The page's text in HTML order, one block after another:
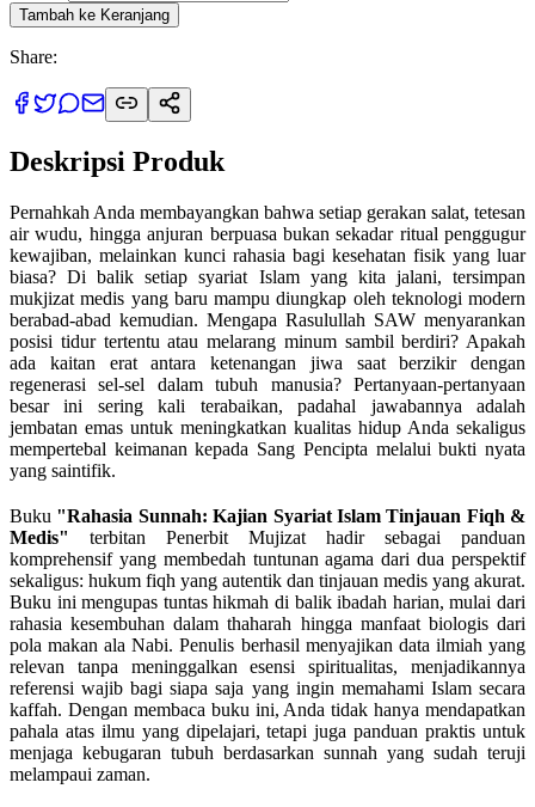
Tambah ke Keranjang
Share:
Deskripsi Produk
Pernahkah Anda membayangkan bahwa setiap gerakan salat, tetesan
air wudu, hingga anjuran berpuasa bukan sekadar ritual penggugur
kewajiban, melainkan kunci rahasia bagi kesehatan fisik yang luar
biasa? Di balik setiap syariat Islam yang kita jalani, tersimpan
mukjizat medis yang baru mampu diungkap oleh teknologi modern
berabad-abad kemudian. Mengapa Rasulullah SAW menyarankan
posisi tidur tertentu atau melarang minum sambil berdiri? Apakah
ada kaitan erat antara ketenangan jiwa saat berzikir dengan
regenerasi sel-sel dalam tubuh manusia? Pertanyaan-pertanyaan
besar ini sering kali terabaikan, padahal jawabannya adalah
jembatan emas untuk meningkatkan kualitas hidup Anda sekaligus
mempertebal keimanan kepada Sang Pencipta melalui bukti nyata
yang saintifik.
Buku "Rahasia Sunnah: Kajian Syariat Islam Tinjauan Fiqh &
Medis"
terbitan Penerbit Mujizat hadir sebagai panduan
komprehensif yang membedah tuntunan agama dari dua perspektif
sekaligus: hukum fiqh yang autentik dan tinjauan medis yang akurat.
Buku ini mengupas tuntas hikmah di balik ibadah harian, mulai dari
rahasia kesembuhan dalam thaharah hingga manfaat biologis dari
pola makan ala Nabi. Penulis berhasil menyajikan data ilmiah yang
relevan tanpa meninggalkan esensi spiritualitas, menjadikannya
referensi wajib bagi siapa saja yang ingin memahami Islam secara
kaffah. Dengan membaca buku ini, Anda tidak hanya mendapatkan
pahala atas ilmu yang dipelajari, tetapi juga panduan praktis untuk
menjaga kebugaran tubuh berdasarkan sunnah yang sudah teruji
melampaui zaman.